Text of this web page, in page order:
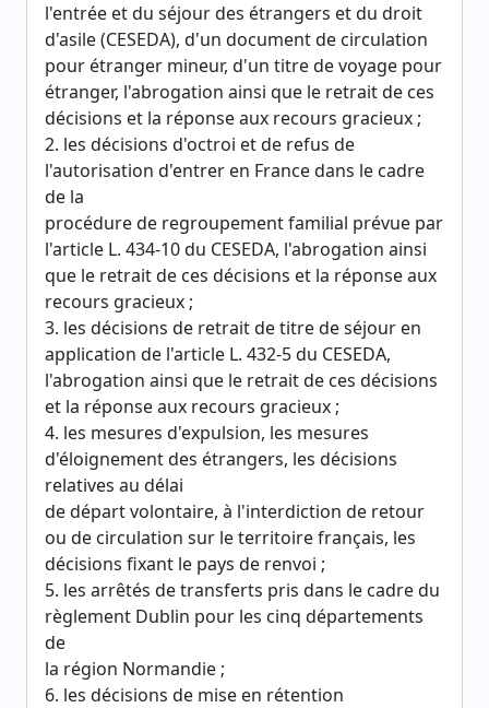
l'entrée et du séjour des étrangers et du droit
d'asile (CESEDA), d'un document de circulation
pour étranger mineur, d'un titre de voyage pour
étranger, l'abrogation ainsi que le retrait de ces
décisions et la réponse aux recours gracieux ;
2. les décisions d'octroi et de refus de
l'autorisation d'entrer en France dans le cadre
de la
procédure de regroupement familial prévue par
l'article L. 434-10 du CESEDA, l'abrogation ainsi
que le retrait de ces décisions et la réponse aux
recours gracieux ;
3. les décisions de retrait de titre de séjour en
application de l'article L. 432-5 du CESEDA,
l'abrogation ainsi que le retrait de ces décisions
et la réponse aux recours gracieux ;
4. les mesures d'expulsion, les mesures
d'éloignement des étrangers, les décisions
relatives au délai
de départ volontaire, à l'interdiction de retour
ou de circulation sur le territoire français, les
décisions fixant le pays de renvoi ;
5. les arrêtés de transferts pris dans le cadre du
règlement Dublin pour les cinq départements
de
la région Normandie ;
6. les décisions de mise en rétention